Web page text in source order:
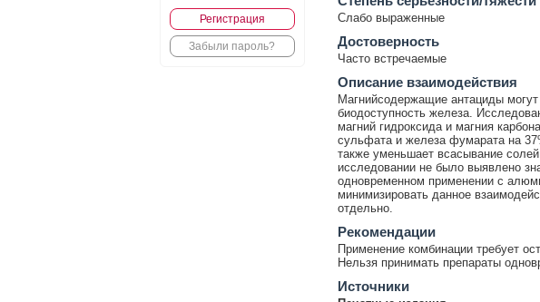
Регистрация
Забыли пароль?
Слабо выраженные
Достоверность
Часто встречаемые
Описание взаимодействия
Магнийсодержащие антациды
биодоступность железа.
магний гидроксида и магния
сульфата и железа фумарата на
также уменьшает всасывание
исследовании не было выявлено
одновременном применении с
минимизировать данное
отдельно.
Рекомендации
Применение комбинации требует
Нельзя принимать препараты
Источники